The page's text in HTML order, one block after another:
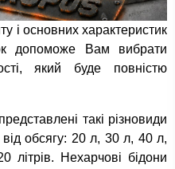
і основних характеристик
допоможе Вам вибрати
який буде повністю
такі різновиди
від обсягу: 20 л, 30 л, 40 л,
Нехарчові бідони